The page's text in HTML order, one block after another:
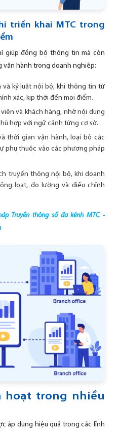
triển khai MTC trong
giúp đồng bộ thông tin mà còn
vận hành trong doanh nghiệp:
và kỷ luật nội bộ, khi thông tin từ
xác, kịp thời đến mọi điểm.
và khách hàng, nhờ nội dung
hợp với ngữ cảnh từng cơ sở.
thời gian vận hành, loại bỏ các
phụ thuộc vào các phương pháp
truyền thông nội bộ, khi doanh
loạt, đo lường và điều chỉnh
Truyền thông số đa kênh MTC -
hoạt trong nhiều
áp dụng hiệu quả trong các lĩnh